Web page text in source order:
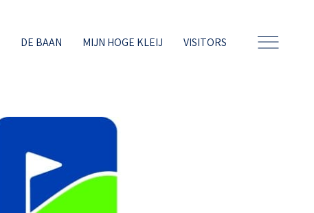
DE BAAN MIJN HOGE KLEIJ VISITORS